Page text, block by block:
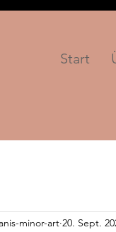
Start
minor-art 20. Sept.